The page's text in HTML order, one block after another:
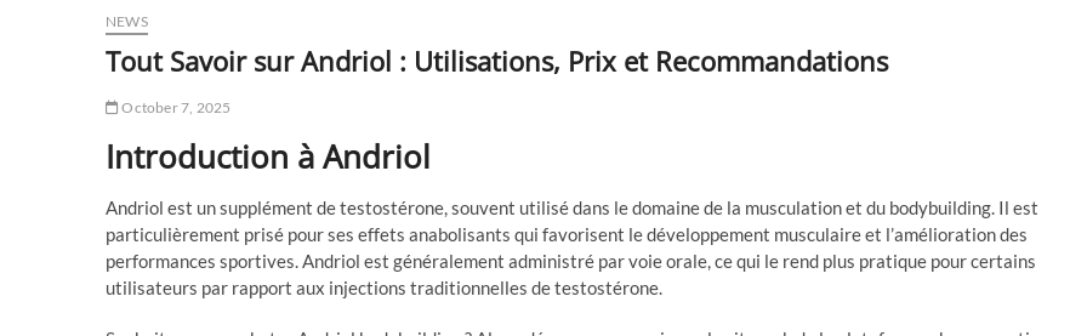
NEWS
Tout Savoir sur Andriol : Utilisations, Prix et Recommandations
October 7, 2025
Introduction à Andriol
Andriol est un supplément de testostérone, souvent utilisé dans le domaine de la musculation et du bodybuilding. Il est
particulièrement prisé pour ses effets anabolisants qui favorisent le développement musculaire et l’amélioration des
performances sportives. Andriol est généralement administré par voie orale, ce qui le rend plus pratique pour certains
utilisateurs par rapport aux injections traditionnelles de testostérone.